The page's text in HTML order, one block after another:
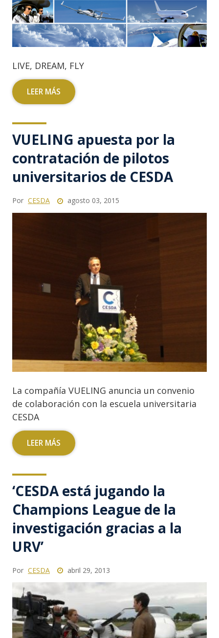
LIVE, DREAM, FLY
LEER MÁS
VUELING apuesta por la
contratación de pilotos
universitarios de CESDA
Por CESDA agosto 03, 2015
La compañía VUELING anuncia un convenio
de colaboración con la escuela universitaria
CESDA
LEER MÁS
‘CESDA está jugando la
Champions League de la
investigación gracias a la
URV’
Por CESDA abril 29, 2013